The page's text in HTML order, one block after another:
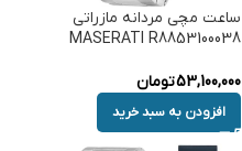
ساعت مچی مردانه مازراتی
MASERATI R8853100038
53,100,000تومان
افزودن به سبد خرید